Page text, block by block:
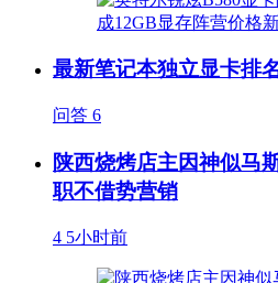
最新笔记本独立显卡排
问答 6
陕西烧烤店主因神似马
职不借势营销
4 5小时前